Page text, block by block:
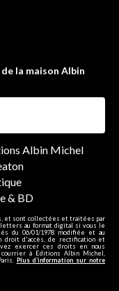
la maison Albin
Albin Michel
& BD
et sont collectées et traitées par
au format digital si vous le
du 06/01/1978 modifiée et au
droit d'accès, de rectification et
exercer ces droits en nous
à Editions Albin Michel,
Plus d’information sur notre